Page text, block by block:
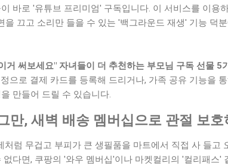
바로 '유튜브 프리미엄' 구독입니다. 이 서비스를 이용
을 끄고 소리만 들을 수 있는 '백그라운드 재생' 기능 덕
거 써보세요" 자녀들이 더 추천하는 부모님 구독 선물 5
으로 결제 카드를 등록해 드리거나, 가족 공유 기능을
만들어 드릴 수 있습니다.
만, 새벽 배송 멤버십으로 관절 보호
처럼 무겁고 부피가 큰 생필품을 마트에서 직접 사 들고
다면, 쿠팡의 '와우 멤버십'이나 마켓컬리의 '컬리패스'